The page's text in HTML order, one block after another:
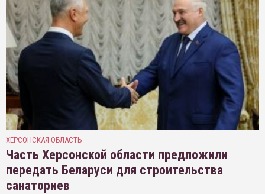
ХЕРСОНСКАЯ ОБЛАСТЬ
Часть Херсонской области предложили
передать Беларуси для строительства
санаториев